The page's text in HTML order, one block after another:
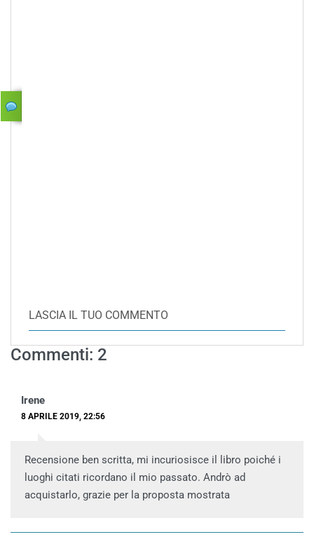
LASCIA IL TUO COMMENTO
Commenti: 2
Irene
8 APRILE 2019, 22:56
Recensione ben scritta, mi incuriosisce il libro poiché i
luoghi citati ricordano il mio passato. Andrò ad
acquistarlo, grazie per la proposta mostrata